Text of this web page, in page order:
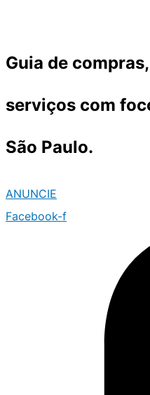
o
Guia de
serviços com
São Paulo.
ANUNCIE
Facebook-f